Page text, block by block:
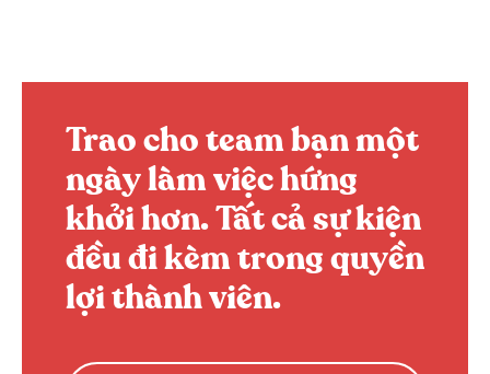
Trao cho team bạn một
ngày làm việc hứng
khởi hơn.Tất cả sự kiện
đều đi kèm trong quyền
lợi thành viên.